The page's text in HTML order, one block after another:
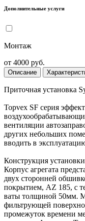
Дополнительные услуги
Монтаж
от 4000 руб.
Описание
Приточная установка
Topvex SF серия
вентиляции
других небольших
вводить в
Конструкция установки
Корпус агрегата
двух сторонней
покрытием, AZ 185, с
ваты толщиной 50мм.
фильтрующей
промежуток времени